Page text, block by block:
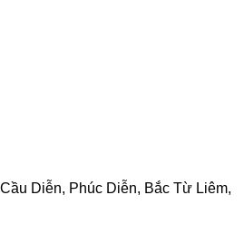
Diễn, Phúc Diễn, Bắc Từ Liêm,